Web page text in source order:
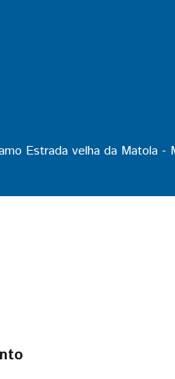
Estrada velha da Matola -